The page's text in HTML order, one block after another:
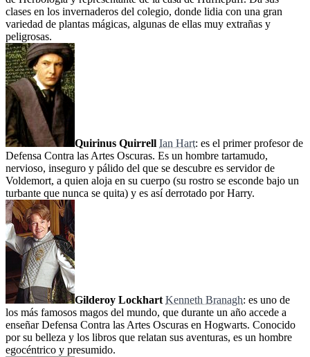
clases en los invernaderos del colegio, donde lidia con una gran
variedad de plantas mágicas, algunas de ellas muy extrañas y
peligrosas.
Quirinus Quirrell Ian Hart: es el primer profesor de
Defensa Contra las Artes Oscuras. Es un hombre tartamudo,
nervioso, inseguro y pálido del que se descubre es servidor de
Voldemort, a quien aloja en su cuerpo (su rostro se esconde bajo un
turbante que nunca se quita) y es así derrotado por Harry.
Gilderoy Lockhart Kenneth Branagh: es uno de
los más famosos magos del mundo, que durante un año accede a
enseñar Defensa Contra las Artes Oscuras en Hogwarts. Conocido
por su belleza y los libros que relatan sus aventuras, es un hombre
egocéntrico y presumido.